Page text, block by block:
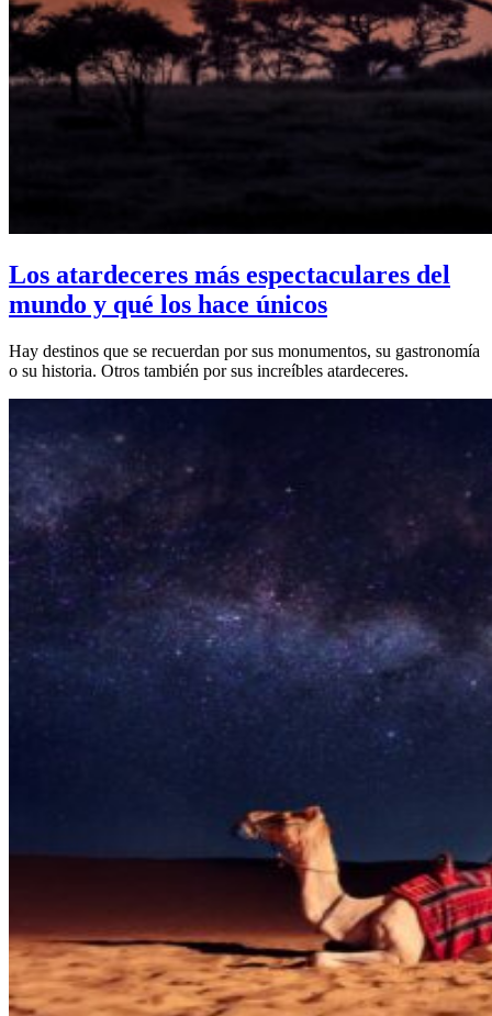
Los atardeceres más espectaculares del
mundo y qué los hace únicos
Hay destinos que se recuerdan por sus monumentos, su gastronomía
o su historia. Otros también por sus increíbles atardeceres.